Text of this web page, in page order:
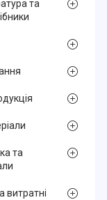
та
та
витратні